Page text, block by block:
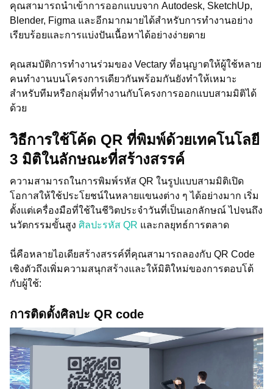
คุณสามารถนำเข้าการออกแบบจาก Autodesk, SketchUp,
Blender, Figma และอีกมากมายได้สำหรับการทำงานอย่าง
เรียบร้อยและการแบ่งปันเนื้อหาได้อย่างง่ายดาย
คุณสมบัติการทำงานร่วมของ Vectary ที่อนุญาตให้ผู้ใช้หลาย
คนทำงานบนโครงการเดียวกันพร้อมกันยังทำให้เหมาะ
สำหรับทีมหรือกลุ่มที่ทำงานกับโครงการออกแบบสามมิติได้
ด้วย
วิธีการใช้โค้ด QR ที่พิมพ์ด้วยเทคโนโลยี
3 มิติในลักษณะที่สร้างสรรค์
ความสามารถในการพิมพ์รหัส QR ในรูปแบบสามมิติเปิด
โอกาสให้ใช้ประโยชน์ในหลายแขนงต่าง ๆ ได้อย่างมาก เริ่ม
ตั้งแต่เครื่องมือที่ใช้ในชีวิตประจำวันที่เป็นเอกลักษณ์ ไปจนถึง
นวัตกรรมขั้นสูง ศิลปะรหัส QR และกลยุทธ์การตลาด
นี่คือหลายไอเดียสร้างสรรค์ที่คุณสามารถลองกับ QR Code
เชิงตัวถึงเพิ่มความสนุกสร้างและให้มิติใหม่ของการตอบโต้
กับผู้ใช้:
การติดตั้งศิลปะ QR code